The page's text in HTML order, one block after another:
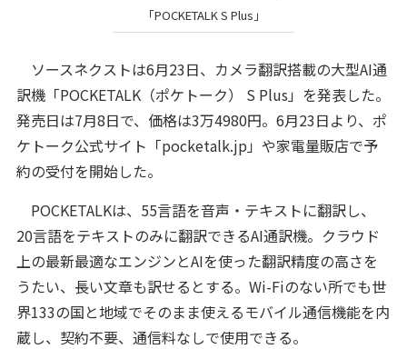
「POCKETALK S Plus」
ソースネクストは6月23日、カメラ翻訳搭載の大型AI通
訳機「POCKETALK（ポケトーク） S Plus」を発表した。
発売日は7月8日で、価格は3万4980円。6月23日より、ポ
ケトーク公式サイト「pocketalk.jp」や家電量販店で予
約の受付を開始した。
POCKETALKは、55言語を音声・テキストに翻訳し、
20言語をテキストのみに翻訳できるAI通訳機。クラウド
上の最新最適なエンジンとAIを使った翻訳精度の高さを
うたい、長い文章も訳せるとする。Wi-Fiのない所でも世
界133の国と地域でそのまま使えるモバイル通信機能を内
蔵し、契約不要、通信料なしで使用できる。